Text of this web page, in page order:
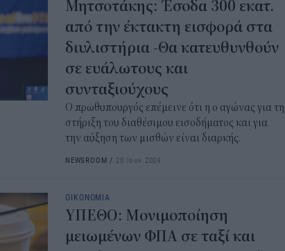
Μητσοτάκης: Έσοδα 300 εκατ.
από την έκτακτη εισφορά στα
διυλιστήρια -Θα κατευθυνθούν
σε ευάλωτους και
συνταξιούχους
Ο πρωθυπουργός επέμεινε ότι η ο αγώνας για τη
στήριξη του διαθέσιμου εισοδήματος και για
την αύξηση των μισθών είναι διαρκής.
NEWSROOM / 20 Ιουν 2024
ΟΙΚΟΝΟΜΙΑ
ΥΠΕΘΟ: Μονιμοποίηση
μειωμένων ΦΠΑ σε ταξί και